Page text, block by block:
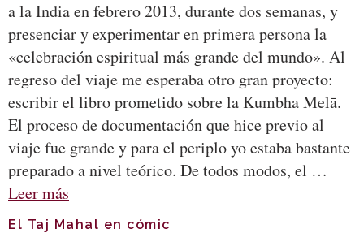
a la India en febrero 2013, durante dos semanas, y
presenciar y experimentar en primera persona la
«celebración espiritual más grande del mundo». Al
regreso del viaje me esperaba otro gran proyecto:
escribir el libro prometido sobre la Kumbha Melā.
El proceso de documentación que hice previo al
viaje fue grande y para el periplo yo estaba bastante
preparado a nivel teórico. De todos modos, el …
Leer más
El Taj Mahal en cómic